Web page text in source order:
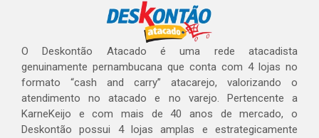
O Deskontão Atacado é uma rede atacadista
genuinamente pernambucana que conta com 4 lojas no
formato “cash and carry” atacarejo, valorizando o
atendimento no atacado e no varejo. Pertencente a
KarneKeijo e com mais de 40 anos de mercado, o
Deskontão possui 4 lojas amplas e estrategicamente